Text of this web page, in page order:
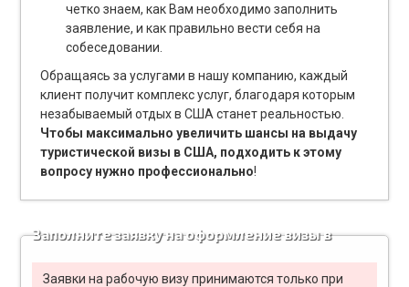
четко знаем, как Вам необходимо заполнить
заявление, и как правильно вести себя на
собеседовании.
Обращаясь за услугами в нашу компанию, каждый
клиент получит комплекс услуг, благодаря которым
незабываемый отдых в США станет реальностью.
Чтобы максимально увеличить шансы на выдачу
туристической визы в США, подходить к этому
вопросу нужно профессионально!
Заполните заявку на оформление визы в
США
Заявки на рабочую визу принимаются только при